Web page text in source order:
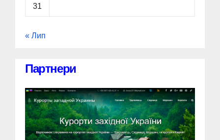
31
« Лип
Партнери